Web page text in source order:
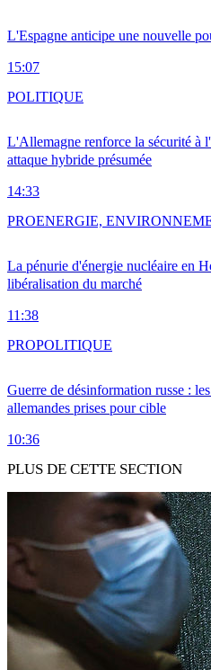
L'Espagne anticipe une nouvelle
15:07
L'Allemagne renforce la sécurité à
attaque hybride présumée
14:33
POLITIQUE
La pénurie d'énergie nucléaire en
libéralisation du marché
11:38
PROENERGIE,
Guerre de désinformation russe :
allemandes prises pour cible
10:36
PROPOLITIQUE
PLUS DE CETTE SECTION